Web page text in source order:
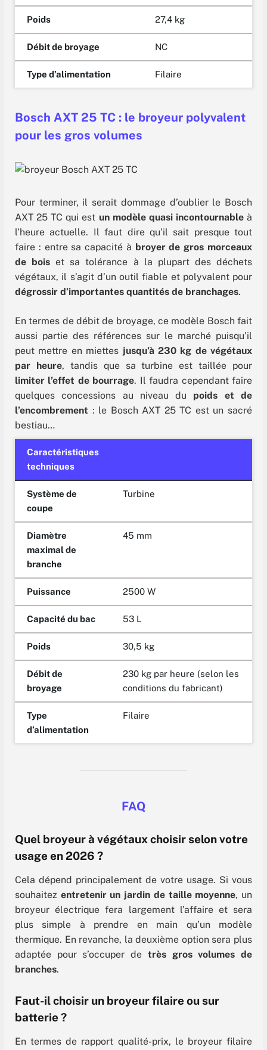
Poids 27,4 kg
Débit de broyage NC
Type d’alimentation Filaire
Bosch AXT 25 TC : le broyeur polyvalent
pour les gros volumes
Pour terminer, il serait dommage d’oublier le Bosch
AXT 25 TC qui est un modèle quasi incontournableà
l’heure actuelle. Il faut dire qu’il sait presque tout
faire : entre sa capacité à broyer de gros morceaux
de bois et sa tolérance à la plupart des déchets
végétaux, il s’agit d’un outil fiable et polyvalent pour
dégrossir d’importantes quantités de branchages.
En termes de débit de broyage, ce modèle Bosch fait
aussi partie des références sur le marché puisqu’il
peut mettre en miettes jusqu’à 230 kg de végétaux
par heure, tandis que sa turbine est taillée pour
limiter l’effet de bourrage. Il faudra cependant faire
quelques concessions au niveau du poids et de
l’encombrement : le Bosch AXT 25 TC est un sacré
bestiau…
Caractéristiques
techniques
Système de
coupe
Turbine
Diamètre
maximal de
branche
45 mm
Puissance 2500 W
Capacité du bac 53 L
Poids 30,5 kg
Débit de
broyage
230 kg par heure (selon les
conditions du fabricant)
Type
d’alimentation
Filaire
FAQ
Quel broyeur à végétaux choisir selon votre
usage en 2026 ?
Cela dépend principalement de votre usage. Si vous
souhaitez entretenir un jardin de taille moyenne, un
broyeur électrique fera largement l’affaire et sera
plus simple à prendre en main qu’un modèle
thermique. En revanche, la deuxième option sera plus
adaptée pour s’occuper de très gros volumes de
branches.
Faut-il choisir un broyeur filaire ou sur
batterie ?
En termes de rapport qualité-prix, le broyeur filaire